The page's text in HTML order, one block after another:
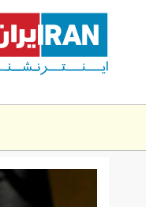
content
123.jpg